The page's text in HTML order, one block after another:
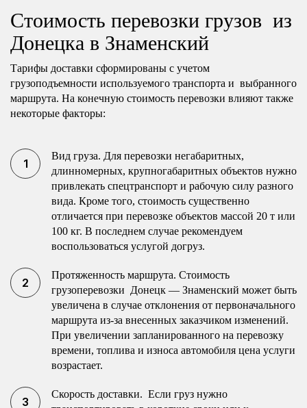
Стоимость перевозки грузов из
Донецка в Знаменский
Тарифы доставки сформированы с учетом
грузоподъемности используемого транспорта и выбранного
маршрута. На конечную стоимость перевозки влияют также
некоторые факторы:
Вид груза. Для перевозки негабаритных,
длинномерных, крупногабаритных объектов нужно
привлекать спецтранспорт и рабочую силу разного
вида. Кроме того, стоимость существенно
отличается при перевозке объектов массой 20 т или
100 кг. В последнем случае рекомендуем
воспользоваться услугой догруз.
Протяженность маршрута. Стоимость
грузоперевозки Донецк — Знаменский может быть
увеличена в случае отклонения от первоначального
маршрута из-за внесенных заказчиком изменений.
При увеличении запланированного на перевозку
времени, топлива и износа автомобиля цена услуги
возрастает.
Скорость доставки. Если груз нужно